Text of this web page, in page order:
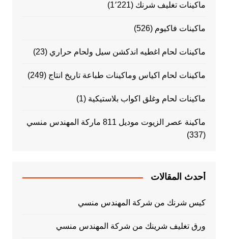
ماكينات تغليف شرنك (1٬221)
ماكينات فاكيوم (526)
ماكينات لحام اغطيه اندكشن سيل ولحام حراري (23)
ماكينات لحام اكياس وماكينات طباعة تاريخ انتاج (249)
ماكينات لحام وغلق اكواب بلاستيكية (1)
ماكينة عصر الزيوت موديل 811 ماركة المهندس منسي
(337)
أحدث المقالات
كيس شرنك من شركة المهندس منسي
ورق تغليف شرينك من شركة المهندس منسي